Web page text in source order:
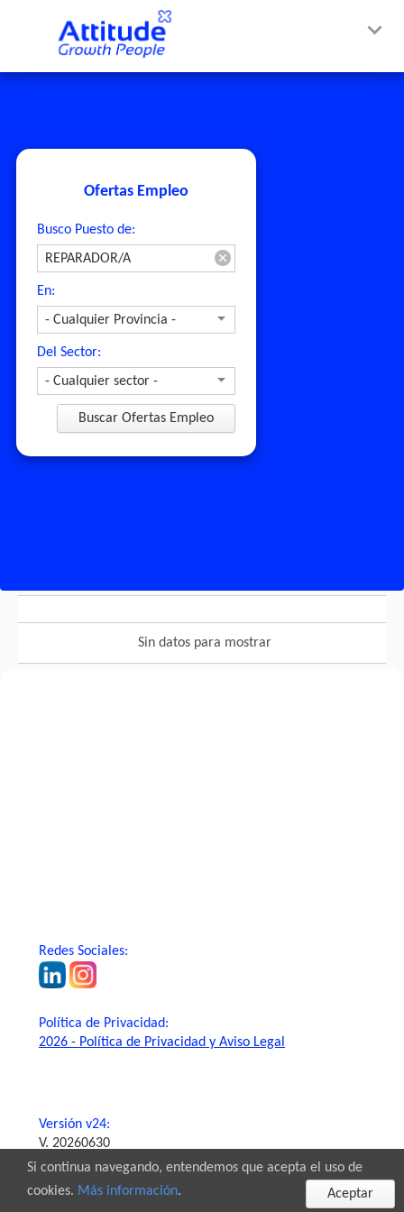
Ofertas Empleo
Busco Puesto de:
En:
Del Sector:
Buscar Ofertas Empleo
Sin datos para mostrar
Redes Sociales:
Política de Privacidad:
2026 - Política de Privacidad y Aviso Legal
Versión v24:
V. 20260630
Si continua navegando, entendemos que acepta el uso de
cookies. Más información. Aceptar